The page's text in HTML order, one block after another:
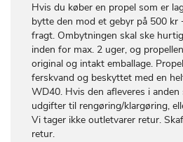
Hvis du køber en propel som er
bytte den mod et gebyr på 500 kr
fragt. Ombytningen skal ske
inden for max. 2 uger, og
original og intakt emballage.
ferskvand og beskyttet med en
WD40. Hvis den afleveres i
udgifter til rengøring/klargøring,
Vi tager ikke outletvarer retur.
retur.